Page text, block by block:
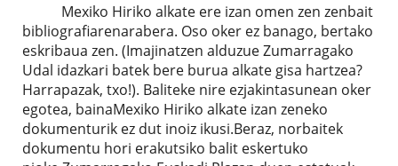
Mexiko Hiriko alkate ere izan omen zen zenbait
bibliografiarenarabera. Oso oker ez banago, bertako
eskribaua zen. (Imajinatzen alduzue Zumarragako
Udal idazkari batek bere burua alkate gisa hartzea?
Harrapazak, txo!). Baliteke nire ezjakintasunean oker
egotea, bainaMexiko Hiriko alkate izan zeneko
dokumenturik ez dut inoiz ikusi.Beraz, norbaitek
dokumentu hori erakutsiko balit eskertuko